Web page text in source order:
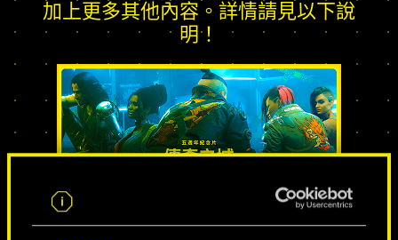
加上更多其他內容。詳情請見以下說
明！